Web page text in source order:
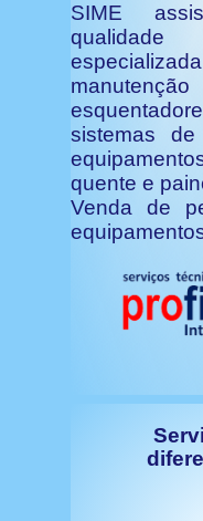
SIME
sistemas de
quente e
Venda de